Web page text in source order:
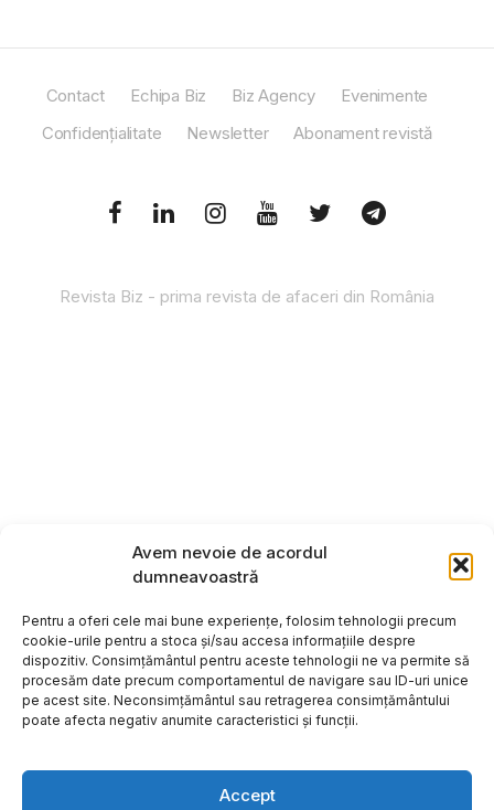
Avem nevoie de acordul
dumneavoastră
Pentru a oferi cele mai bune experiențe, folosim tehnologii precum
cookie-urile pentru a stoca și/sau accesa informațiile despre
dispozitiv. Consimțământul pentru aceste tehnologii ne va permite să
procesăm date precum comportamentul de navigare sau ID-uri unice
pe acest site. Neconsimțământul sau retragerea consimțământului
poate afecta negativ anumite caracteristici și funcții.
Accept
Contact Echipa Biz Biz Agency
Evenimente
Confidențialitate
Newsletter Abonament revistă
Revista Biz - prima revista de afaceri din România